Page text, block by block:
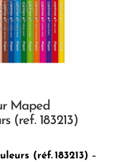
Maped
(ref. 183213)
(réf. 183213) –